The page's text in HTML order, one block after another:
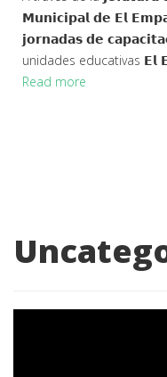
𝗠𝘂𝗻𝗶𝗰𝗶𝗽𝗮𝗹 𝗱𝗲 𝗘𝗹
𝗷𝗼𝗿𝗻𝗮𝗱𝗮𝘀 𝗱𝗲
unidades educativas
Read more